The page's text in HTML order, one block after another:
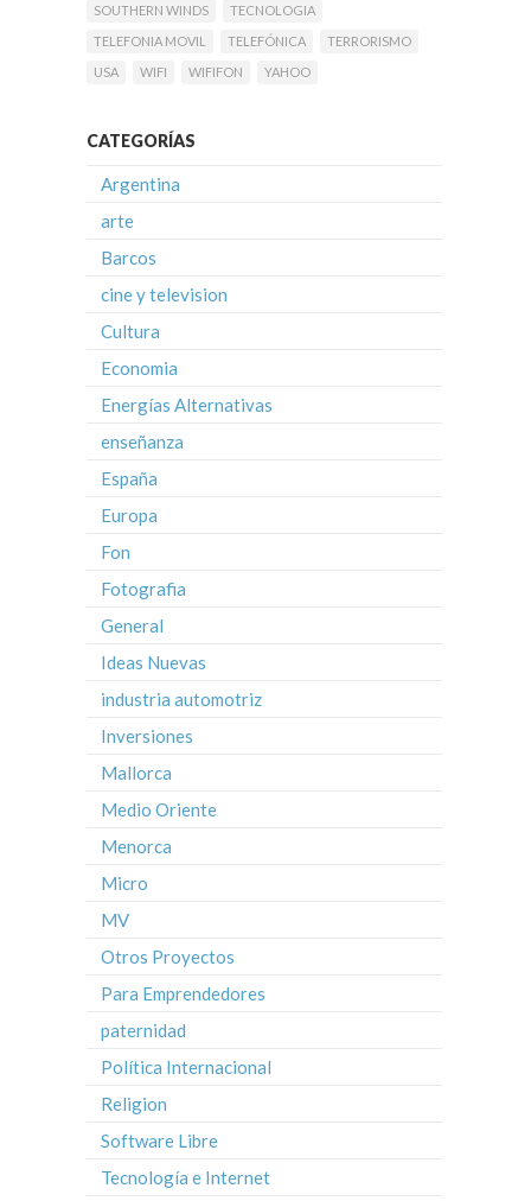
SOUTHERN WINDS
TECNOLOGIA
TELEFONIA MOVIL
TELEFÓNICA
TERRORISMO
USA
WIFI WIFIFON YAHOO
CATEGORÍAS
Argentina
arte
Barcos
cine y television
Cultura
Economia
Energías Alternativas
enseñanza
España
Europa
Fon
Fotografia
General
Ideas Nuevas
industria automotriz
Inversiones
Mallorca
Medio Oriente
Menorca
Micro
MV
Otros Proyectos
Para Emprendedores
paternidad
Política Internacional
Religion
Software Libre
Tecnología e Internet